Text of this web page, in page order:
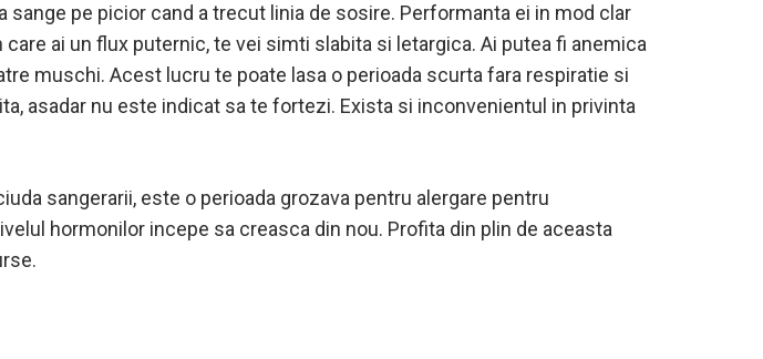
pe picior cand a trecut linia de sosire. Performanta ei in mod clar
ai un flux puternic, te vei simti slabita si letargica. Ai putea fi anemica
muschi. Acest lucru te poate lasa o perioada scurta fara respiratie si
asadar nu este indicat sa te fortezi. Exista si inconvenientul in privinta
sangerarii, este o perioada grozava pentru alergare pentru
hormonilor incepe sa creasca din nou. Profita din plin de aceasta